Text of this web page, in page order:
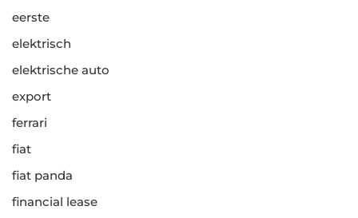
eerste
elektrisch
elektrische auto
export
ferrari
fiat
fiat panda
financial lease